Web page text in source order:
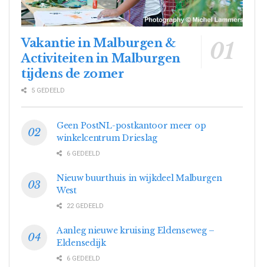
Vakantie in Malburgen &
Activiteiten in Malburgen
tijdens de zomer
5 GEDEELD
Geen PostNL-postkantoor meer op
winkelcentrum Drieslag
6 GEDEELD
Nieuw buurthuis in wijkdeel Malburgen
West
22 GEDEELD
Aanleg nieuwe kruising Eldenseweg –
Eldensedijk
6 GEDEELD